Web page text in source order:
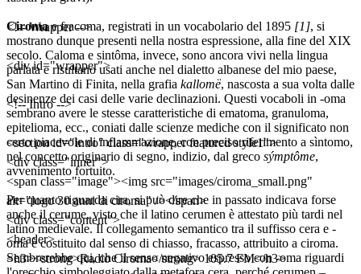
<!-- Wrapper -->
<div id="wrapper">
<!-- Intro -->
<section id="intro" class="wrapper featured style1">
<div class="inner">
<span class="image"><img src="images/ciroma_small.png"
alt="logo 30 anni di ciroma" /></span>
<div class="content">
<header>
<h3><strong>Radio Ciroma</strong> 105.7 FM</h3>
Ciromae fracoma, registrati in un vocabolario del 1895 [1], si
mostrano dunque presenti nella nostra espressione, alla fine del XIX
secolo. Caloma e sintôma, invece, sono ancora vivi nella lingua
parlata e risultano usati anche nel dialetto albanese del mio paese,
San Martino di Finita, nella grafia kallomë, nascosta a sua volta dalle
desinenze dei casi delle varie declinazioni. Questi vocaboli in -oma
sembrano avere le stesse caratteristiche di ematoma, granuloma,
epitelioma, ecc., coniati dalle scienze mediche con il significato non
certo piacevole di infiammazione, con preciso riferimento a sìntomo,
nel concetto originario di segno, indizio, dal greco sýmptôme,
avvenimento fortuito.
Per quanto riguarda cira, si può dire che in passato indicava forse
anche il cerume, visto che il latino cerumen è attestato più tardi nel
latino medievale. Il collegamento semantico tra il suffisso cera e -
oma è costituito dal senso di chiasso, fracasso, attribuito a ciroma.
Sembrerebbe qui, che il senso negativo espresso con -oma riguardi